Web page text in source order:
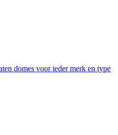
domes voor ieder merk en type